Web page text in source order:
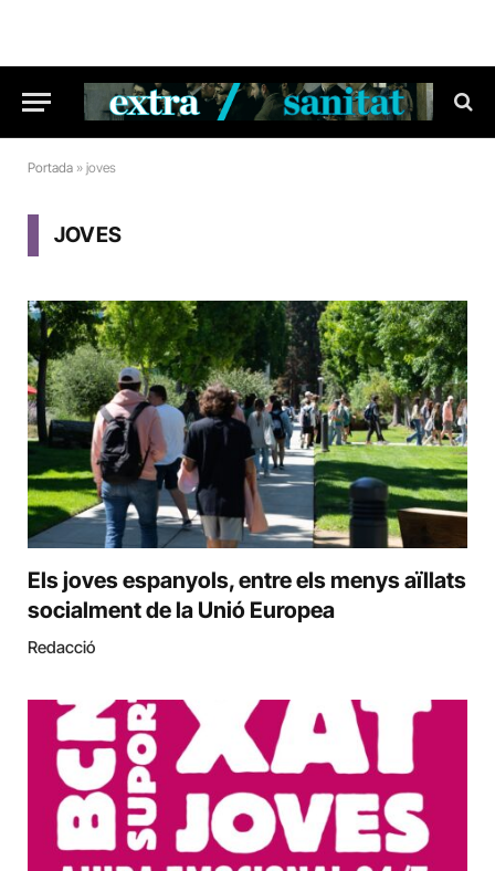
Portada » joves
JOVES
Els joves espanyols, entre els menys aïllats
socialment de la Unió Europea
Redacció